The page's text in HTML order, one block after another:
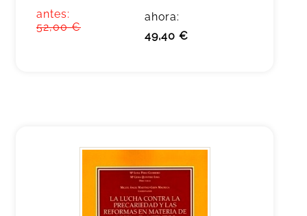
antes:
52,00 €
ahora:
49,40 €